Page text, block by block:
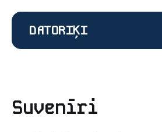
DATORIĶI
Suvenīri